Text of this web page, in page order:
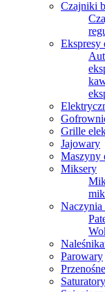
Czajniki
Ekspresy
Grille
Jajowary
Maszyny
Miksery
Naczynia
Parowary